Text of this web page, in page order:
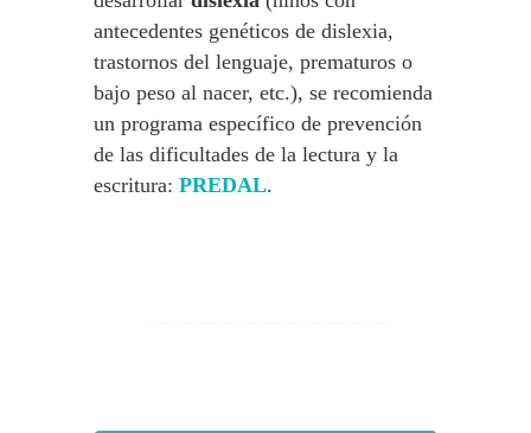
antecedentes genéticos de dislexia,
trastornos del lenguaje, prematuros o
bajo peso al nacer, etc.), se recomienda
un programa específico de prevención
de las dificultades de la lectura y la
escritura: PREDAL.